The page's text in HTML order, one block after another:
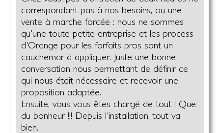
correspondant pas à nos besoins, ou une
vente à marche forcée : nous ne sommes
qu'une toute petite entreprise et les process
d'Orange pour les forfaits pros sont un
cauchemar à appliquer. Juste une bonne
conversation nous permettant de définir ce
qui nous était nécessaire et recevoir une
proposition adaptée.
Ensuite, vous vous êtes chargé de tout ! Que
du bonheur !!! Depuis l'installation, tout va
bien.